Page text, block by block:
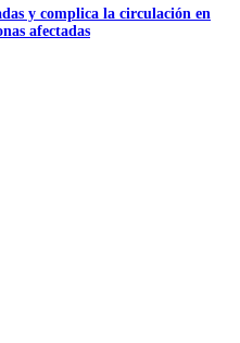
y complica la circulación en
afectadas